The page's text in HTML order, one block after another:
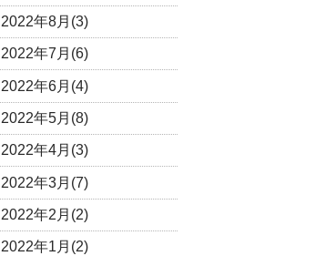
2022年8月(3)
2022年7月(6)
2022年6月(4)
2022年5月(8)
2022年4月(3)
2022年3月(7)
2022年2月(2)
2022年1月(2)